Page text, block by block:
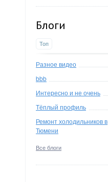
Блоги
Топ
Разное видео
bbb
Интересно и не очень
Тёплый профиль
Ремонт холодильников в
Тюмени
Все блоги